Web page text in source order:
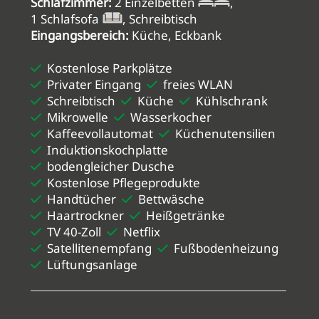
1 Schlafsofa
, Schreibtisch
Eingangsbereich: Küche, Eckbank
Kostenlose Parkplätze
Privater Eingang
freies WLAN
Schreibtisch
Küche
Kühlschrank
Mikrowelle
Wasserkocher
Kaffeevollautomat
Küchenutensilien
Induktionskochplatte
bodengleicher Dusche
Kostenlose Pflegeprodukte
Handtücher
Bettwäsche
Haartrockner
Heißgetränke
TV 40-Zoll
Netflix
Satellitenempfang
Fußbodenheizung
Lüftungsanlage